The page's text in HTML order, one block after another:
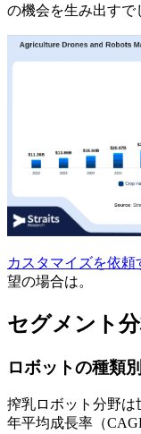
の機会を生み出すで
カスタマイズを依頼
望の場合は。
セグメント
ロボットの種類別
搾乳ロボット分野は
年平均成長率（